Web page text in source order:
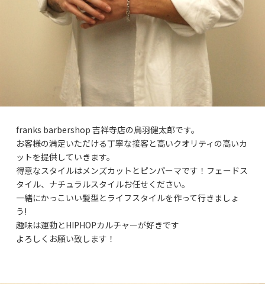
franks barbershop 吉祥寺店の鳥羽健太郎です。
お客様の満足いただける丁寧な接客と高いクオリティの高いカ
ットを提供していきます。
得意なスタイルはメンズカットとピンパーマです！フェードス
タイル、ナチュラルスタイルお任せください。
一緒にかっこいい髪型とライフスタイルを作って行きましょ
う!
趣味は運動とHIPHOPカルチャーが好きです
よろしくお願い致します！